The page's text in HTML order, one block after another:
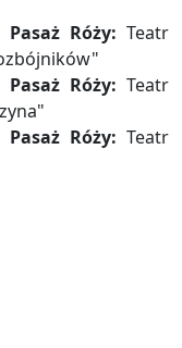
Róży: Teatr
Róży: Teatr
Róży: Teatr